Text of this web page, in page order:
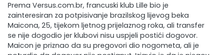
Prema Versus.com.br, francuski klub Lille bio je
zainteresiran za potpisivanje brazilskog lijevog beka
Maicona, 25, tijekom ljetnog prijelaznog roka, ali transfer
se nije dogodio jer klubovi nisu uspjeli postići dogovor.
Maicon je priznao da su pregovori dio nogometa, ali je